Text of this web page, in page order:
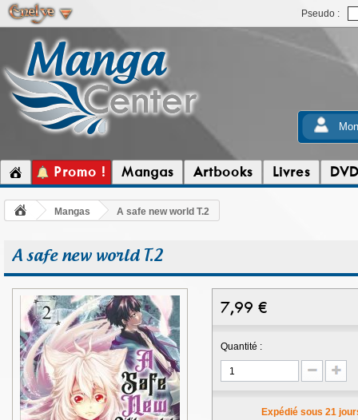
Pseudo :
Promo ! Mangas Artbooks Livres DVD
Mangas A safe new world T.2
A safe new world T.2
7,99 €
Quantité :
Expédié sous 21